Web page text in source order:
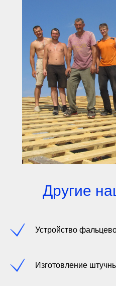
Другие
Устройство
Изготовление